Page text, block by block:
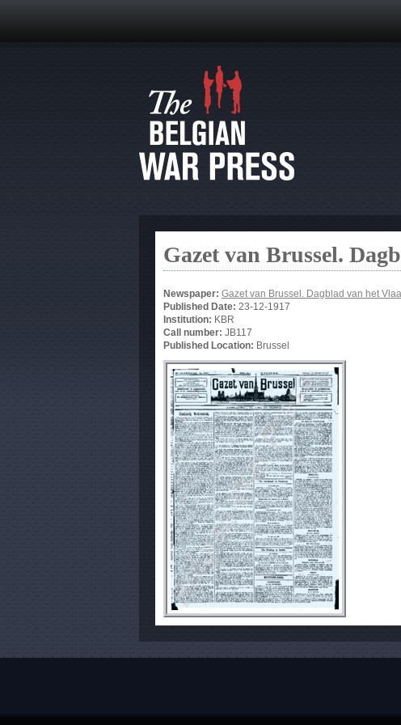
Gazet van Brussel.
Newspaper: Gazet van Brussel. Dagblad van het
Published Date: 23-12-1917
Institution: KBR
Call number: JB117
Published Location: Brussel